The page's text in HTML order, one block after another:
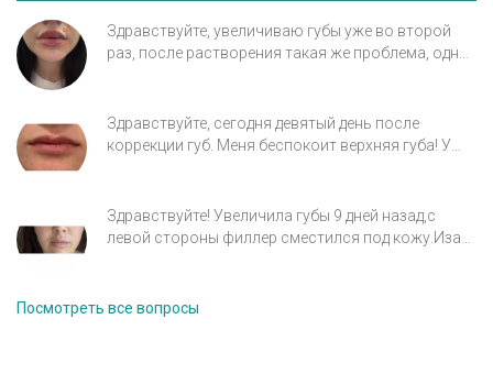
Здравствуйте, увеличиваю губы уже во второй
раз, после растворения такая же проблема, одна
знает что с этим делать и как это выравнивать.
Здравствуйте, сегодня девятый день после
коррекции губ. Меня беспокоит верхняя губа! У
верхняя губа и нужно колоть ботокс. Что
посоветуете? Прикрепила фото сверху и анфас.
Здравствуйте! Увеличила губы 9 дней назад,с
левой стороны филлер сместился под кожу.Иза
произошло смещение филлера,чувствую слабый
Посмотреть все вопросы